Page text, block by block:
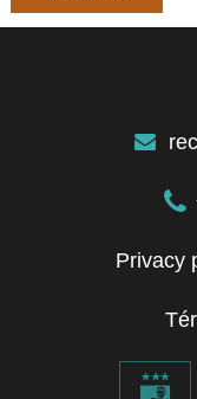
Privacy